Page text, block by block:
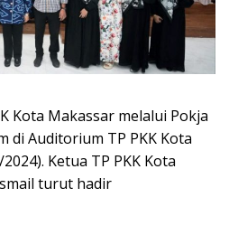
Kota Makassar melalui Pokja
di Auditorium TP PKK Kota
Ketua TP PKK Kota
turut hadir